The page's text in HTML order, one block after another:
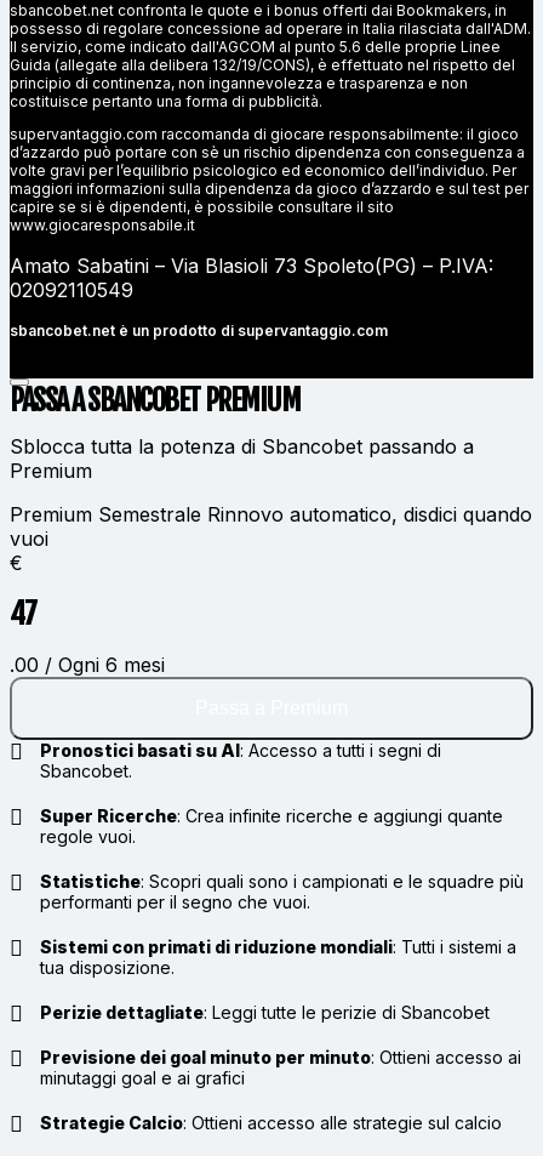
sbancobet.net confronta le quote e i bonus offerti dai Bookmakers, in
possesso di regolare concessione ad operare in Italia rilasciata dall'ADM.
Il servizio, come indicato dall'AGCOM al punto 5.6 delle proprie Linee
Guida (allegate alla delibera 132/19/CONS), è effettuato nel rispetto del
principio di continenza, non ingannevolezza e trasparenza e non
costituisce pertanto una forma di pubblicità.
supervantaggio.com raccomanda di giocare responsabilmente: il gioco
d’azzardo può portare con sè un rischio dipendenza con conseguenza a
volte gravi per l’equilibrio psicologico ed economico dell’individuo. Per
maggiori informazioni sulla dipendenza da gioco d’azzardo e sul test per
capire se si è dipendenti, è possibile consultare il sito
www.giocaresponsabile.it
Amato Sabatini – Via Blasioli 73 Spoleto(PG) – P.IVA:
02092110549
sbancobet.net è un prodotto di supervantaggio.com
PASSA A SBANCOBET PREMIUM
Sblocca tutta la potenza di Sbancobet passando a
Premium
Premium Semestrale Rinnovo automatico, disdici quando
vuoi
€
47
.00 / Ogni 6 mesi
Pronostici basati su AI: Accesso a tutti i segni di
Sbancobet.
Super Ricerche: Crea infinite ricerche e aggiungi quante
regole vuoi.
Statistiche: Scopri quali sono i campionati e le squadre più
performanti per il segno che vuoi.
Sistemi con primati di riduzione mondiali: Tutti i sistemi a
tua disposizione.
Perizie dettagliate: Leggi tutte le perizie di Sbancobet
Previsione dei goal minuto per minuto: Ottieni accesso ai
minutaggi goal e ai grafici
Strategie Calcio: Ottieni accesso alle strategie sul calcio